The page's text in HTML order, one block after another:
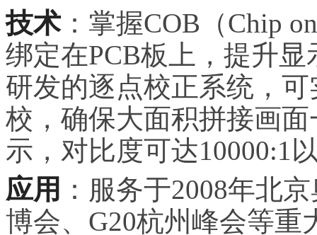
技术：掌握COB（Chip
绑定在PCB板上，提升
研发的逐点校正系统，
校，确保大面积拼接画
示，对比度可达10000:1
应用 ：服务于2008年北
博会、G20杭州峰会等